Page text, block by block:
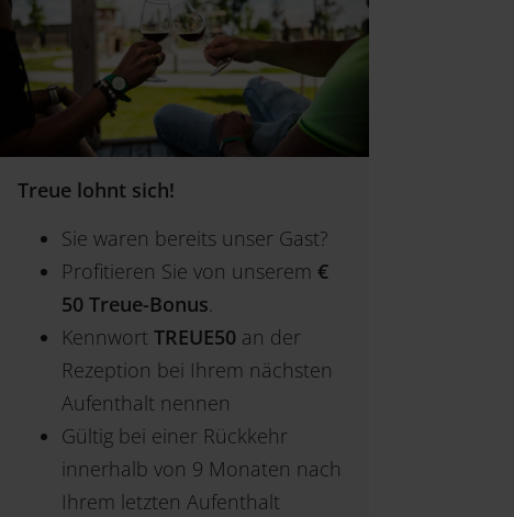
Treue lohnt sich!
Sie waren bereits unser Gast?
Profitieren Sie von unserem €
50 Treue-Bonus.
Kennwort TREUE50 an der
Rezeption bei Ihrem nächsten
Aufenthalt nennen
Gültig bei einer Rückkehr
innerhalb von 9 Monaten nach
Ihrem letzten Aufenthalt